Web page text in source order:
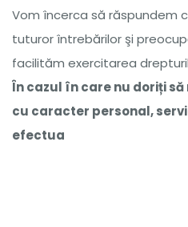
Vom încerca să răspundem
tuturor întrebărilor şi
facilităm exercitarea
În cazul în care nu doriți
cu caracter personal,
efectua